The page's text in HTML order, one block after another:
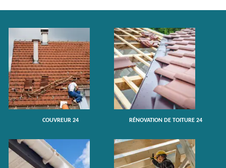
COUVREUR 24 RÉNOVATION DE TOITURE 24